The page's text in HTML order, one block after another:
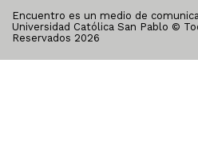
Encuentro es un medio de
Universidad Católica San Pablo ©
Reservados 2026